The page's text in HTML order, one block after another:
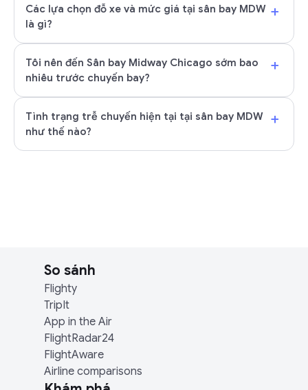
Các lựa chọn đỗ xe và mức giá tại sân bay MDW
là gì?
+
Tôi nên đến Sân bay Midway Chicago sớm bao
nhiêu trước chuyến bay?
+
Tình trạng trễ chuyến hiện tại tại sân bay MDW
như thế nào?
+
So sánh
Flighty
TripIt
App in the Air
FlightRadar24
FlightAware
Airline comparisons